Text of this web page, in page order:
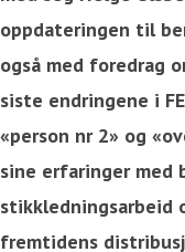
oppdateringen til
også med foredrag
siste endringene i
«person nr 2» og
sine erfaringer med
stikkledningsarbeid
fremtidens